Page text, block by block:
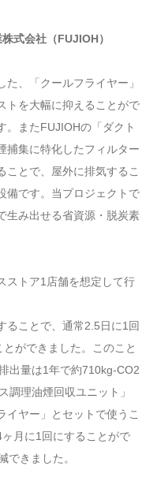
式会社（FUJIOH）
、「クールフライヤー」
トを大幅に抑えることがで
。またFUJIOHの「ダクト
捕集に特化したフィルター
ことで、屋外に排気するこ
備です。当プロジェクトで
生み出せる省資源・脱炭素
ストア1店舗を想定して行
ことで、通常2.5日に1回
ができました。このこと
出量は1年で約710kg-CO2
調理油煙回収ユニット」
イヤー」とセットで使うこ
月に1回にすることがで
できました。